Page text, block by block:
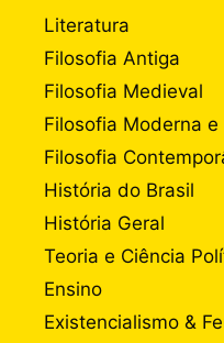
Literatura
Filosofia Antiga
Filosofia Medieval
Filosofia Moderna
Filosofia
História do Brasil
História Geral
Teoria e Ciência
Ensino
Existencialismo &